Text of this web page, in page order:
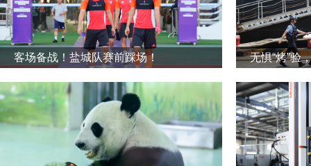
客场备战！盐城队赛前踩场！ 无惧“烤”验